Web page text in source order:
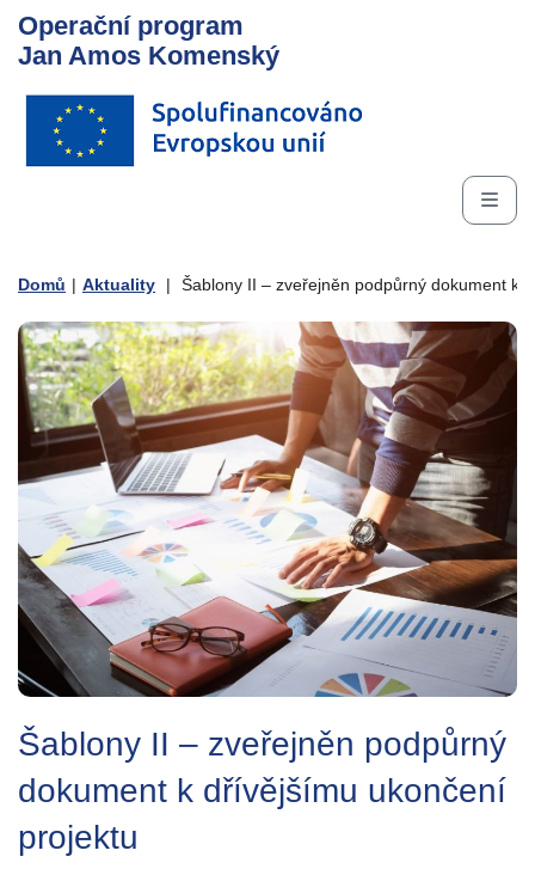
Operační program
Jan Amos Komenský
Domů | Aktuality | Šablony II – zveřejněn podpůrný dokument k
Šablony II – zveřejněn podpůrný
dokument k dřívějšímu ukončení
projektu